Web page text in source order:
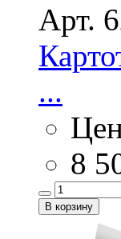
Арт.
...
8